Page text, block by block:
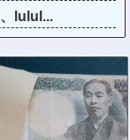
lulul...